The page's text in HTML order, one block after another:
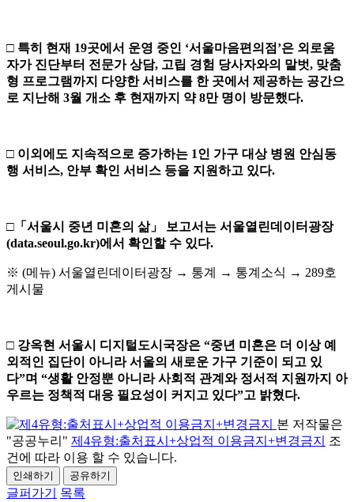
□ 특히 현재 19곳에서 운영 중인 ‘서울마음편의점 ’은 외로움
자가 진단부터 전문가 상담, 고립 경험 당사자와의 말벗, 맞춤
형 프로그램까지 다양한 서비스를 한 곳에서 제공하는 공간으
로 지난해 3월 개소 후 현재까지 약8만 명이 방문했다.
□ 이외에도 지속적으로 증가하는 1인 가구 대상 병원 안심동
행 서비스, 안부 확인 서비스 등을 지원하고 있다.
□ 「 서울시 중년 미혼의 삶」 보고서는 서울열린데이터광장
(data.seoul.go.kr)에서 확인할 수 있다.
※ (메뉴) 서울열린데이터광장 → 통계 → 통계소식 → 289호
게시물
□ 강옥현 서울시 디지털도시국장은 “중년 미혼은 더 이상 예
외적인 집단이 아니라 서울의 새로운 가구 기준이 되고 있
다”며 “생활 안정뿐 아니라 사회적 관계와 정서적 지원까지 아
우르는 정책적 대응 필요성이 커지고 있다”고 밝혔다.
본 저작물은
"공공누리" 제4유형:출처표시+상업적 이용금지+변경금지
조
건에 따라 이용 할 수 있습니다.
인쇄하기 공유하기
글퍼가기
목록